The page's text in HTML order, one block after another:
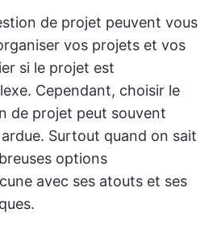
de projet peuvent vous
vos projets et vos
si le projet est
Cependant, choisir le
de projet peut souvent
Surtout quand on sait
options
avec ses atouts et ses